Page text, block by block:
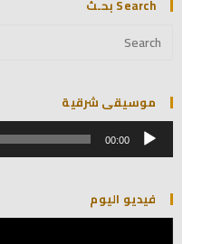
Search بحـث
موسيقى شرقية
مشغل
الصوت 00:00
فيديو اليوم
مشغل